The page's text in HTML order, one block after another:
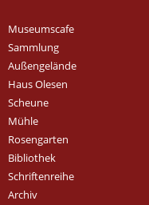
Museumscafe
Sammlung
Außengelände
Haus Olesen
Scheune
Mühle
Rosengarten
Bibliothek
Schriftenreihe
Archiv